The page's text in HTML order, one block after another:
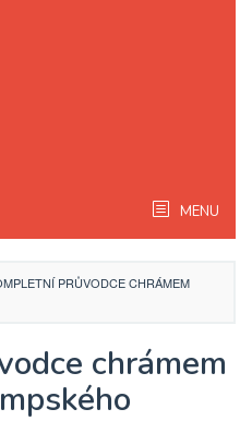
MENU
PRŮVODCE CHRÁMEM
chrámem